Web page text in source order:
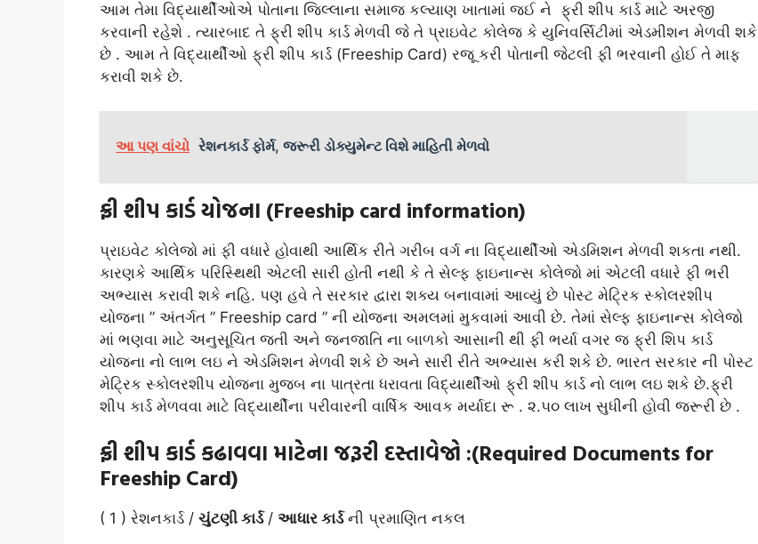
આમ તેમા વિદ્યાર્થીઓએ પોતાના જિલ્લાના સમાજ કલ્યાણ ખાતામાં જઈ ને ફ્રી શીપ કાર્ડ માટે અરજી
કરવાની રહેશે . ત્યારબાદ તે ફ્રી શીપ કાર્ડ મેળવી જે તે પ્રાઇવેટ કોલેજ કે યુનિવર્સિટીમાં એડમીશન મેળવી શકે
છે . આમ તે વિદ્યાર્થીઓ ફ્રી શીપ કાર્ડ (Freeship Card) રજૂ કરી પોતાની જેટલી ફી ભરવાની હોઈ તે માફ
કરાવી શકે છે.
આ પણ વાંચો રેશનકાર્ડ ફોર્મ, જરૂરી ડોક્યુમેન્ટ વિશે માહિતી મેળવો
ફ્રી શીપ કાર્ડ યોજના (Freeship card information)
પ્રાઇવેટ કોલેજો માં ફી વધારે હોવાથી આર્થિક રીતે ગરીબ વર્ગ ના વિદ્યાર્થીઓ એડમિશન મેળવી શકતા નથી.
કારણકે આર્થિક પરિસ્થિથી એટલી સારી હોતી નથી કે તે સેલ્ફ ફાઇનાન્સ કોલેજો માં એટલી વધારે ફી ભરી
અભ્યાસ કરાવી શકે નહિ. પણ હવે તે સરકાર દ્વારા શક્ય બનાવામાં આવ્યું છે પોસ્ટ મેટ્રિક સ્કોલરશીપ
યોજના ” અંતર્ગત ” Freeship card ” ની યોજના અમલમાં મુકવામાં આવી છે. તેમાં સેલ્ફ ફાઇનાન્સ કોલેજો
માં ભણવા માટે અનુસૂચિત જતી અને જનજાતિ ના બાળકો આસાની થી ફી ભર્યા વગર જ ફ્રી શિપ કાર્ડ
યોજના નો લાભ લઇ ને એડમિશન મેળવી શકે છે અને સારી રીતે અભ્યાસ કરી શકે છે. ભારત સરકાર ની પોસ્ટ
મેટ્રિક સ્કોલરશીપ યોજના મુજબ ના પાત્રતા ધરાવતા વિદ્યાર્થીઓ ફ્રી શીપ કાર્ડ નો લાભ લઇ શકે છે.ફ્રી
શીપ કાર્ડ મેળવવા માટે વિદ્યાર્થીના પરીવારની વાર્ષિક આવક મર્યાદા રૂ . ૨.૫૦ લાખ સુધીની હોવી જરૂરી છે .
ફ્રી શીપ કાર્ડ કઢાવવા માટેના જરૂરી દસ્તાવેજો :(Required Documents for
Freeship Card)
( 1 ) રેશનકાર્ડ / ચુંટણી કાર્ડ/ આધાર કાર્ડની પ્રમાણિત નકલ